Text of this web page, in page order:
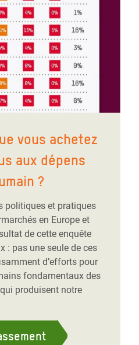
vous achetez
aux dépens
?
politiques et pratiques
en Europe et
de cette enquête
: pas une seule de ces
d’efforts pour
fondamentaux des
produisent notre